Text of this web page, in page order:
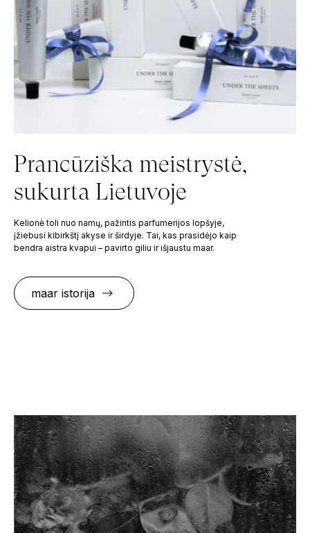
Prancūziška meistrystė,
sukurta Lietuvoje
Kelionė toli nuo namų, pažintis parfumerijos lopšyje,
įžiebusi kibirkštį akyse ir širdyje. Tai, kas prasidėjo kaip
bendra aistra kvapui – pavirto giliu ir išjaustu maar.
maar istorija